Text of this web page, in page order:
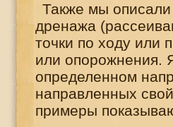
Также мы описали
дренажа
точки по ходу или
или опорожнения.
определенном
направленных
примеры